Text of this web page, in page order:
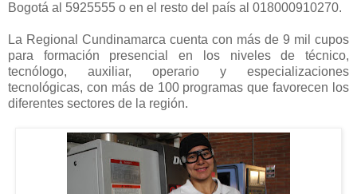
Bogotá al 5925555 o en el resto del país al 018000910270.
La Regional Cundinamarca cuenta con más de 9 mil cupos
para formación presencial en los niveles de técnico,
tecnólogo, auxiliar, operario y especializaciones
tecnológicas, con más de 100 programas que favorecen los
diferentes sectores de la región.